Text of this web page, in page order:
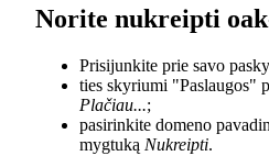
Norite nukreipti
Prisijunkite prie savo
ties skyriumi "Paslaugos"
Plačiau...;
pasirinkite domeno
mygtuką Nukreipti.